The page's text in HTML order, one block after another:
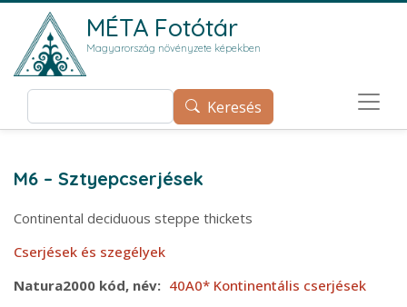
Ugrás a tartalomra
MÉTA Fotótár
Magyarország növényzete képekben
Keresés Keresés
M6 – Sztyepcserjések
Continental deciduous steppe thickets
Cserjések és szegélyek
Natura2000 kód, név
40A0* Kontinentális cserjések